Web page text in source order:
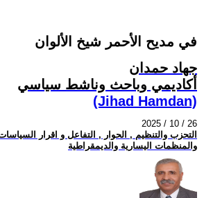
في مديح الأحمر شيخ الألوان
جهاد حمدان
أكاديمي وباحث وناشط سياسي
(Jihad Hamdan)
2025 / 10 / 26
التحزب والتنظيم , الحوار , التفاعل و اقرار
والمنظمات اليسارية والديمقراطية